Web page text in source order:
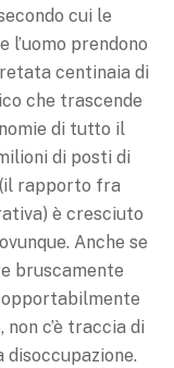
cui le
prendono
centinaia di
che trascende
di tutto il
di posti di
rapporto fra
è cresciuto
Anche se
bruscamente
c’è traccia di